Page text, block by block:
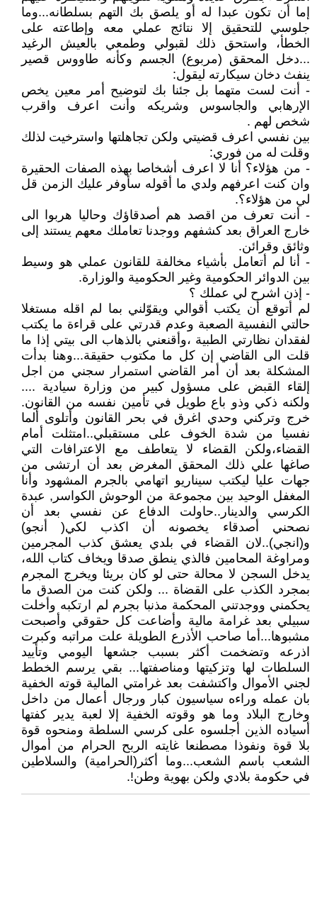
إما أن تكون عبدا له أو يلصق بك التهم بسلطانه...وما
جلوسي للتحقيق إلا نتائج عملي معه وإطاعته على
الخطأ، واستحق ذلك لقبولي وطمعي بالعيش الرغيد
...دخل المحقق (مربوع) الجسم وكأنه طاووس قصير
ينفث دخان سيكارته ليقول:
- أنت لست متهما بل جئنا بك لتوضيح أمر معين يخص
الإرهابي والجاسوس وشريكه وأنت اعرف واقرب
شخص لهم .
بين نفسي اعرف قضيتي ولكن تجاهلتها واسترخيت لذلك
وقلت له من فوري:
- من هؤلاء؟ أنا لا اعرف أشخاصا بهذه الصفات الحقيرة
وان كنت اعرفهم ولدي ما أقوله سأوفر عليك الزمن قل
لي من هؤلاء؟.
- أنت تعرف من اقصد هم أصدقاؤك وحاليا هربوا الى
خارج العراق بعد كشفهم ووجدنا تعاملك معهم يستند إلى
وثائق وقرائن.
- أنا لم أتعامل بأشياء مخالفة للقانون عملي هو وسيط
بين الدوائر الحكومية وغير الحكومية والوزارة.
- إذن اشرح لي عملك ؟
لم أتوقع أن يكتب أقوالي ويقوّلني بما لم اقله مستغلا
حالتي النفسية الصعبة وعدم قدرتي على قراءة ما يكتب
لفقدان نظارتي الطبية ،وأقنعني بالذهاب الى بيتي إذا ما
قلت الى القاضي إن كل ما مكتوب حقيقة...وهنا بدأت
المشكلة بعد أن أمر القاضي استمرار سجني من اجل
إلقاء القبض على مسؤول كبير من وزارة سيادية ....
ولكنه ذكي وذو باع طويل في تأمين نفسه من القانون.
خرج وتركني وحدي اغرق في بحر القانون وأتلوى ألما
نفسيا من شدة الخوف على مستقبلي..امتثلت أمام
القضاء،ولكن القضاء لا يتعاطف مع الاعترافات التي
صاغها علي ذلك المحقق المغرض بعد أن ارتشى من
جهات عليا ليكتب سيناريو اتهامي بالجرم المشهود وأنا
المغفل الوحيد بين مجموعة من الوحوش الكواسر, عبدة
الكرسي والدينار..حاولت الدفاع عن نفسي بعد أن
نصحني أصدقاء يخصونه أن اكذب لكي( أنجو)
و(انجي)..لان القضاء في بلدي يعشق كذب المجرمين
ومراوغة المحامين فالذي ينطق صدقا ويخاف كتاب الله،
يدخل السجن لا محالة حتى لو كان بريئا ويخرج المجرم
بمجرد الكذب على القضاة ... ولكن كنت من الصدق ما
يحكمني ووجدتني المحكمة مذنبا بجرم لم ارتكبه وأخلت
سبيلي بعد غرامة مالية وأضاعت كل حقوقي وأصبحت
مشبوها...أما صاحب الأذرع الطويلة علت مراتبه وكبرت
اذرعه وتضخمت أكثر بسبب جشعها اليومي وتأييد
السلطات لها وتزكيتها ومناصفتها... بقي يرسم الخطط
لجني الأموال واكتشفت بعد غرامتي المالية قوته الخفية
بان عمله وراءه سياسيون كبار ورجال أعمال من داخل
وخارج البلاد وما هو وقوته الخفية إلا لعبة يدير كفتها
أسياده الذين أجلسوه على كرسي السلطة ومنحوه قوة
بلا قوة ونفوذا مصطنعا غايته الربح الحرام من أموال
الشعب باسم الشعب...وما أكثر(الحرامية) والسلاطين
في حكومة بلادي ولكن بهوية وطن!.